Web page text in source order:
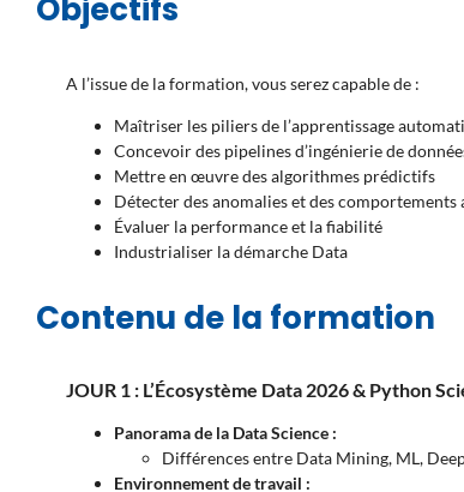
Objectifs
A l’issue de la formation, vous serez capable de :
Maîtriser les piliers de l’apprentissage
Concevoir des pipelines d’ingénierie de
Mettre en œuvre des algorithmes prédictifs
Détecter des anomalies et des comportements
Évaluer la performance et la fiabilité
Industrialiser la démarche Data
Contenu de la formation
JOUR 1 : L’Écosystème Data 2026 & Python
Panorama de la Data Science :
Différences entre Data Mining, ML,
Environnement de travail :